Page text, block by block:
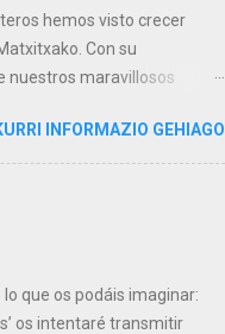
hemos visto crecer
Con su
nuestros maravillosos
arribó a nuestras costas
que presentaba las
muy satisfactorios.
INFORMAZIO GEHIAGO
que os podáis imaginar:
os intentaré transmitir